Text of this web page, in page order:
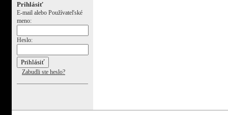
Prihlásiť
E-mail alebo Používateľské
meno:
Heslo:
Zabudli ste heslo?